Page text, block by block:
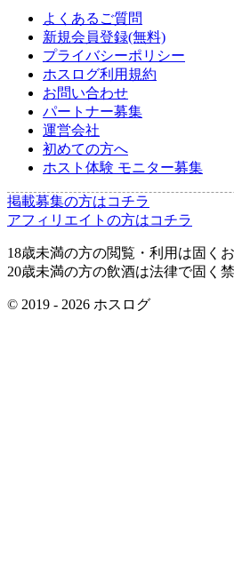
よくあるご質問
新規会員登録(無料)
プライバシーポリシー
ホスログ利用規約
お問い合わせ
パートナー募集
運営会社
初めての方へ
ホスト体験 モニター募集
掲載募集の方はコチラ
アフィリエイトの方はコチラ
18歳未満の方の閲覧・利用は固く
20歳未満の方の飲酒は法律で固く
© 2019 - 2026 ホスログ